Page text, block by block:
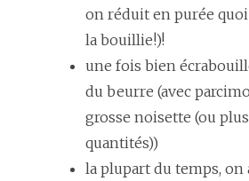
on réduit en purée quoi
la bouillie!)!
une fois bien
du beurre (avec
grosse noisette (ou
quantités))
la plupart du temps, on